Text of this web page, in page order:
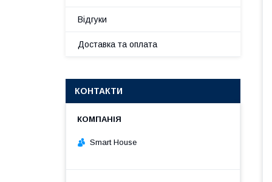
Відгуки
Доставка та оплата
КОНТАКТИ
Smart House